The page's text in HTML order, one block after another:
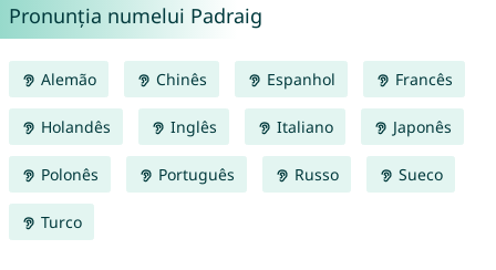
Pronunția numelui Padraig
Alemão Chinês Espanhol Francês
Holandês Inglês Italiano Japonês
Polonês Português Russo Sueco
Turco